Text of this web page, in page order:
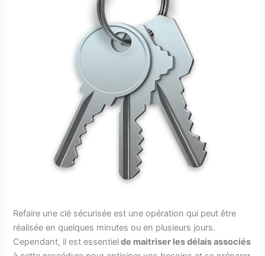
Refaire une clé sécurisée est une opération qui peut être
réalisée en quelques minutes ou en plusieurs jours.
Cependant, il est essentielde maitriser les délais associés